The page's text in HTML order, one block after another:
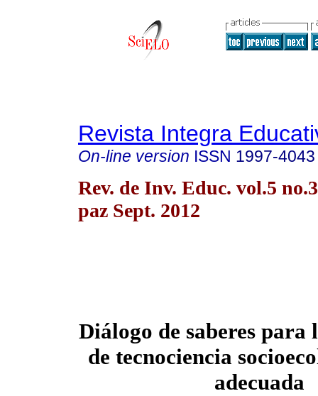
Revista Integra
On-line version ISSN 1997-4043
Rev. de Inv. Educ. vol.5
paz Sept. 2012
Diálogo de saberes para
de tecnociencia
adecuada